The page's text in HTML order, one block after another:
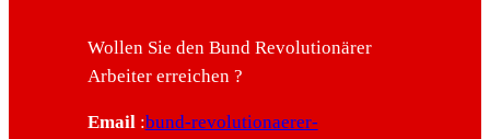
Wollen Sie den Bund Revolutionärer
Arbeiter erreichen ?
Email:bund-revolutionaerer-